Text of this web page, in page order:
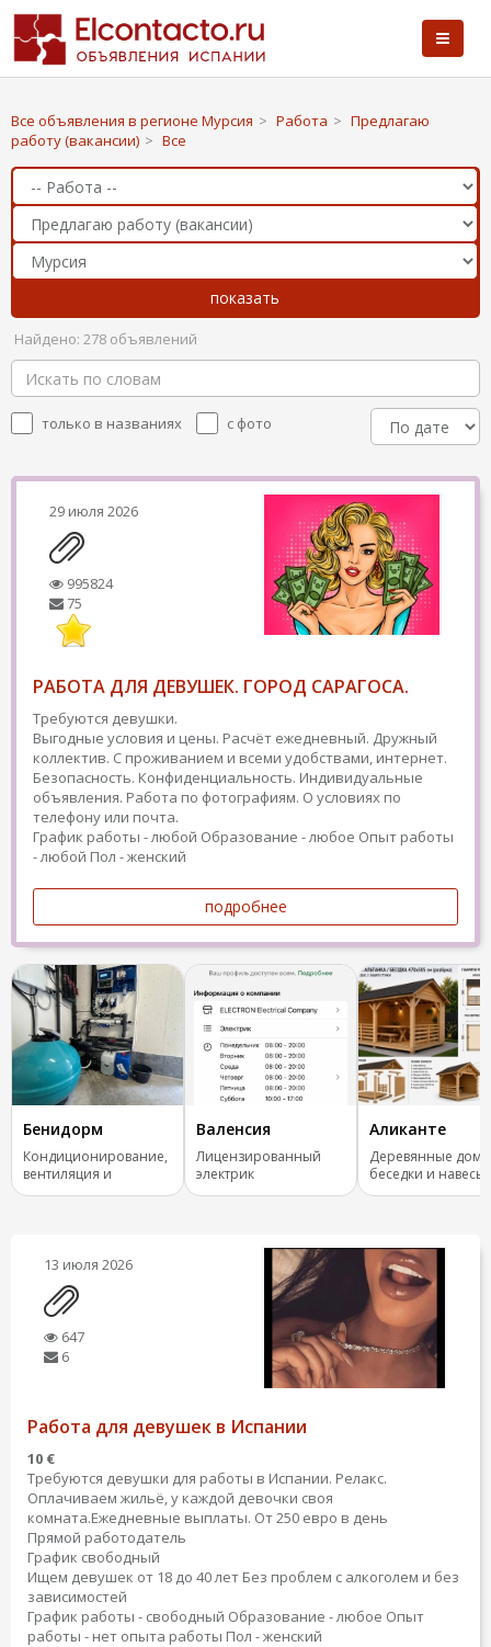
Все объявления в регионе Мурсия > Работа > Предлагаю
работу (вакансии) > Все
Найдено: 278 объявлений
только в названиях с фото
29 июля 2026
995824
75
РАБОТА ДЛЯ ДЕВУШЕК. ГОРОД САРАГОСА.
Требуются девушки.
Выгодные условия и цены. Расчёт ежедневный. Дружный
коллектив. С проживанием и всеми удобствами, интернет.
Безопасность. Конфиденциальность. Индивидуальные
объявления. Работа по фотографиям. О условиях по
телефону или почта.
График работы - любой Образование - любое Опыт работы
- любой Пол - женский
подробнее
Бенидорм
Кондиционирование,
вентиляция и
отопление.
Валенсия
Лицензированный
электрик
Аликанте
Деревянные
беседки и навесы
ключ
13 июля 2026
647
6
Работа для девушек в Испании
10 €
Требуются девушки для работы в Испании. Релакс.
Оплачиваем жильё, у каждой девочки своя
комната.Ежедневные выплаты. От 250 евро в день
Прямой работодатель
График свободный
Ищем девушек от 18 до 40 лет Без проблем с алкоголем и без
зависимостей
График работы - свободный Образование - любое Опыт
работы - нет опыта работы Пол - женский